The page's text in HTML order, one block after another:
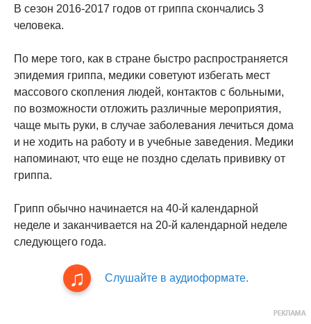
В сезон 2016-2017 годов от гриппа скончались 3
человека.
По мере того, как в стране быстро распространяется
эпидемия гриппа, медики советуют избегать мест
массового скопления людей, контактов с больными,
по возможности отложить различные мероприятия,
чаще мыть руки, в случае заболевания лечиться дома
и не ходить на работу и в учебные заведения. Медики
напоминают, что еще не поздно сделать прививку от
гриппа.
Грипп обычно начинается на 40-й календарной
неделе и заканчивается на 20-й календарной неделе
следующего года.
Слушайте в аудиоформате.